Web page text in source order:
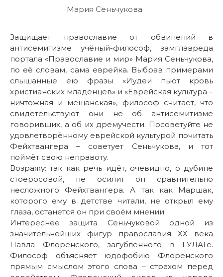
Мария Сеньчукова
Защищает православие от обвинений в
антисемитизме учёный-философ, замглавреда
портала «Православие и мир» Мария Сеньчукова,
по её словам, сама еврейка. Выбрав примерами
слышанные ею фразы «Иудеи пьют кровь
христианских младенцев» и «Еврейская культура –
ничтожная и мещанская», философ считает, что
свидетельствуют они не об антисемитизме
говоривших, а об их дремучести. Посоветуйте не
удовлетворённому еврейской культурой почитать
Фейхтвангера – советует Сеньчукова, и тот
поймёт свою неправоту.
Возражу: так как речь идёт, очевидно, о дубине
стоеросовой, не осилит он сравнительно
несложного Фейхтвангера. А так как Маршак,
которого ему в детстве читали, не открыл ему
глаза, останется он при своём мнении.
Интереснее защита Сеньчуковой одной из
значительнейших фигур православия ХХ века
Павла Флоренского, загубленного в ГУЛАГе.
Философ объясняет юдофобию Флоренского
прямым смыслом этого слова – страхом перед